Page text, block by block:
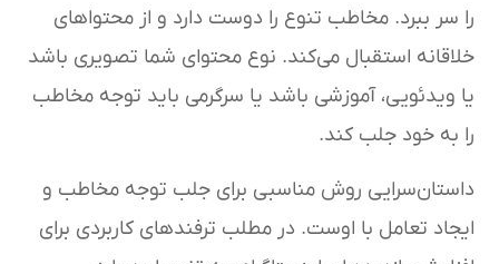
را سر ببرد. مخاطب تنوع را دوست دارد و از محتواهای
خلاقانه استقبال می‌کند. نوع محتوای شما تصویری باشد
یا ویدئویی، آموزشی باشد یا سرگرمی باید توجه مخاطب
را به خود جلب کند.
داستان‌سرایی روش مناسبی برای جلب توجه مخاطب و
ایجاد تعامل با اوست. در مطلب ترفندهای کاربردی برای